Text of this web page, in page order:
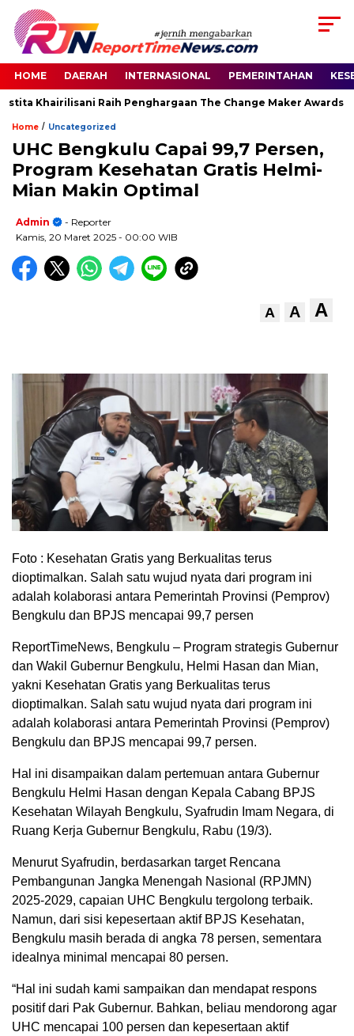
HOME DAERAH INTERNASIONAL PEMERINTAHAN
Khairilisani Raih Penghargaan The Change Maker Awards
Home / Uncategorized
UHC Bengkulu Capai 99,7 Persen,
Program Kesehatan Gratis Helmi-
Mian Makin Optimal
Admin
- Reporter
Kamis, 20 Maret 2025 - 00:00 WIB
A A A
Foto : Kesehatan Gratis yang Berkualitas terus
dioptimalkan. Salah satu wujud nyata dari program ini
adalah kolaborasi antara Pemerintah Provinsi (Pemprov)
Bengkulu dan BPJS mencapai 99,7 persen
ReportTimeNews, Bengkulu – Program strategis Gubernur
dan Wakil Gubernur Bengkulu, Helmi Hasan dan Mian,
yakni Kesehatan Gratis yang Berkualitas terus
dioptimalkan. Salah satu wujud nyata dari program ini
adalah kolaborasi antara Pemerintah Provinsi (Pemprov)
Bengkulu dan BPJS mencapai 99,7 persen.
Hal ini disampaikan dalam pertemuan antara Gubernur
Bengkulu Helmi Hasan dengan Kepala Cabang BPJS
Kesehatan Wilayah Bengkulu, Syafrudin Imam Negara, di
Ruang Kerja Gubernur Bengkulu, Rabu (19/3).
Menurut Syafrudin, berdasarkan target Rencana
Pembangunan Jangka Menengah Nasional (RPJMN)
2025-2029, capaian UHC Bengkulu tergolong terbaik.
Namun, dari sisi kepesertaan aktif BPJS Kesehatan,
Bengkulu masih berada di angka 78 persen, sementara
idealnya minimal mencapai 80 persen.
“Hal ini sudah kami sampaikan dan mendapat respons
positif dari Pak Gubernur. Bahkan, beliau mendorong agar
UHC mencapai 100 persen dan kepesertaan aktif